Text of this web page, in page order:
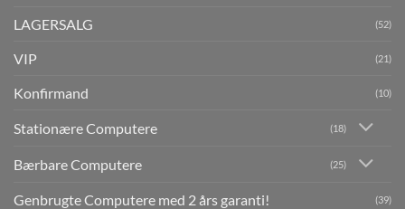
LAGERSALG (52)
VIP (21)
Konfirmand (10)
Stationære Computere (18)
Bærbare Computere (25)
Genbrugte Computere med 2 års garanti! (39)